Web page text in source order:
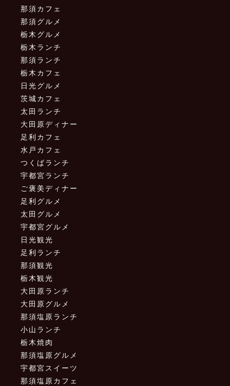
那須カフェ
那須グルメ
栃木グルメ
栃木ランチ
那須ランチ
栃木カフェ
日光グルメ
茨城カフェ
太田ランチ
大田原ディナー
足利カフェ
水戸カフェ
つくばランチ
宇都宮ランチ
ご褒美ディナー
足利グルメ
太田グルメ
宇都宮グルメ
日光観光
足利ランチ
那須観光
栃木観光
大田原ランチ
大田原グルメ
那須塩原ランチ
小山ランチ
栃木焼肉
那須塩原グルメ
宇都宮スイーツ
那須塩原カフェ